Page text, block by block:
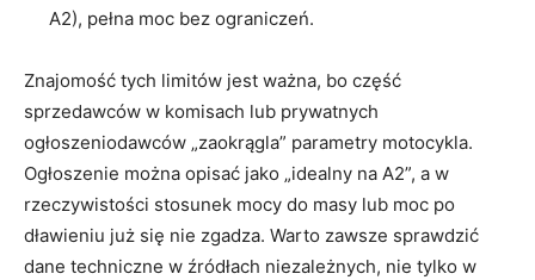
A2), pełna moc bez ograniczeń.
Znajomość tych limitów jest ważna, bo część
sprzedawców w komisach lub prywatnych
ogłoszeniodawców „zaokrągla” parametry motocykla.
Ogłoszenie można opisać jako „idealny na A2”, a w
rzeczywistości stosunek mocy do masy lub moc po
dławieniu już się nie zgadza. Warto zawsze sprawdzić
dane techniczne w źródłach niezależnych, nie tylko w